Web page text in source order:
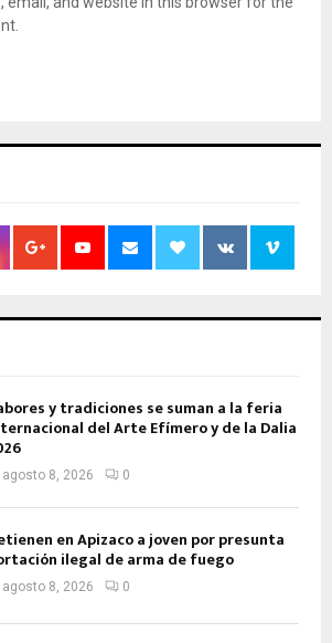
y tradiciones se suman a la feria
del Arte Efímero y de la Dalia
agosto 8, 2026 0
en Apizaco a joven por presunta
ilegal de arma de fuego
agosto 8, 2026 0